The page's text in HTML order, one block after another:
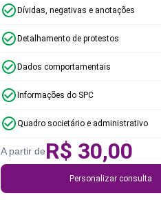
Dívidas, negativas e anotações
Detalhamento de protestos
Dados comportamentais
Informações do SPC
Quadro societário e administrativo
A partir deR$ 30,00
Personalizar consulta